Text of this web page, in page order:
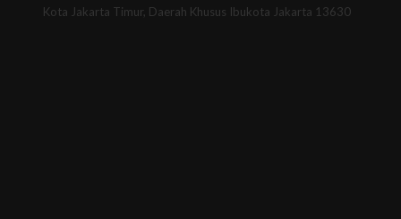
Kota Jakarta Timur, Daerah Khusus Ibukota Jakarta 13630